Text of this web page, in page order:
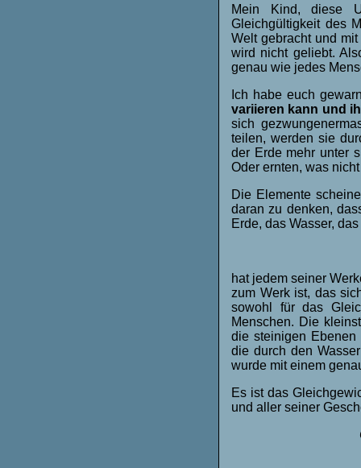
Mein Kind, diese
Gleichgültigkeit des
Welt gebracht und
wird nicht geliebt.
genau wie jedes
Ich habe euch
variieren kann und
sich
teilen, werden sie
der Erde mehr unter
Oder ernten, was
Die Elemente
daran zu denken,
Erde, das Wasser,
hat jedem seiner
zum Werk ist, das
sowohl für das
Menschen. Die
die steinigen Ebenen
die durch den
wurde mit einem
Es ist das
und aller seiner